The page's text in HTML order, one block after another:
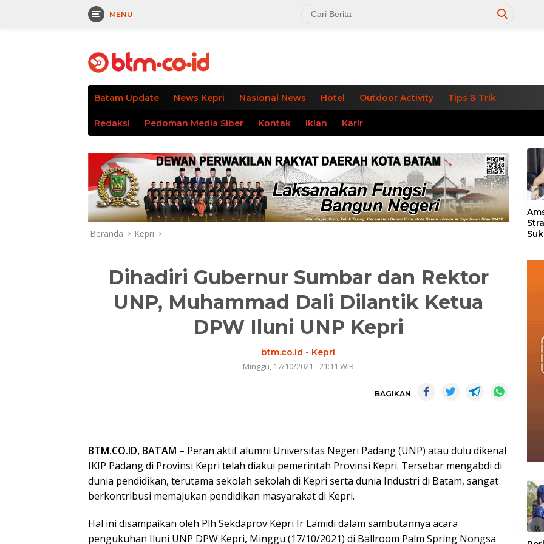
MENU
Batam Update News Kepri Nasional News Hotel Outdoor Activity Tips & Trik
Redaksi Pedoman Media Siber Kontak Iklan Karir
Beranda Kepri
Dihadiri Gubernur Sumbar dan Rektor
UNP, Muhammad Dali Dilantik Ketua
DPW Iluni UNP Kepri
btm.co.id - Kepri
Minggu, 17/10/2021 - 21:11 WIB
BAGIKAN
BTM.CO.ID, BATAM – Peran aktif alumni Universitas Negeri Padang (UNP) atau dulu dikenal
IKIP Padang di Provinsi Kepri telah diakui pemerintah Provinsi Kepri. Tersebar mengabdi di
dunia pendidikan, terutama sekolah sekolah di Kepri serta dunia Industri di Batam, sangat
berkontribusi memajukan pendidikan masyarakat di Kepri.
Hal ini disampaikan oleh Plh Sekdaprov Kepri Ir Lamidi dalam sambutannya acara
pengukuhan Iluni UNP DPW Kepri, Minggu (17/10/2021) di Ballroom Palm Spring Nongsa
«
«